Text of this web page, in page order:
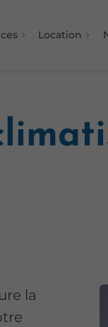
Location
la